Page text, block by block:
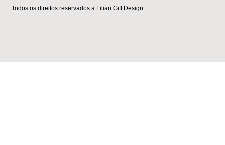
Todos os direitos reservados a Lilian Gift Design